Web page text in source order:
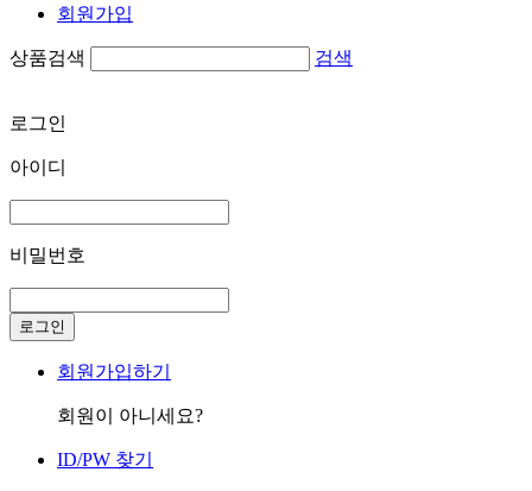
회원가입
상품검색 검색
로그인
아이디
비밀번호
로그인
회원가입하기
회원이 아니세요?
ID/PW 찾기